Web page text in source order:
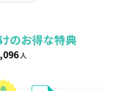
のお得な特典
人